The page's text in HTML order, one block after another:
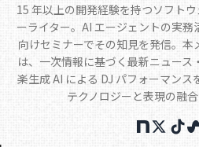
15 年以上の開発経験を持つソフト
ーライター。AI エージェントの実
向けセミナーでその知見を発信。
は、一次情報に基づく最新ニュー
楽生成 AI による DJ パフォーマンス
テクノロジーと表現の融